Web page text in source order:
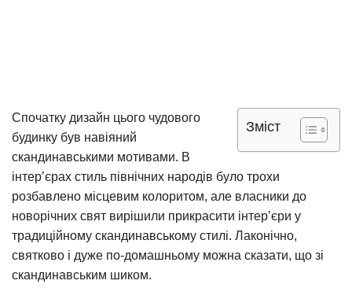
Зміст
Спочатку дизайн цього чудового
будинку був навіяний
скандинавськими мотивами. В
інтер’єрах стиль північних народів було трохи
розбавлено місцевим колоритом, але власники до
новорічних свят вирішили прикрасити інтер’єри у
традиційному скандинавському стилі. Лаконічно,
святково і дуже по-домашньому можна сказати, що зі
скандинавським шиком.